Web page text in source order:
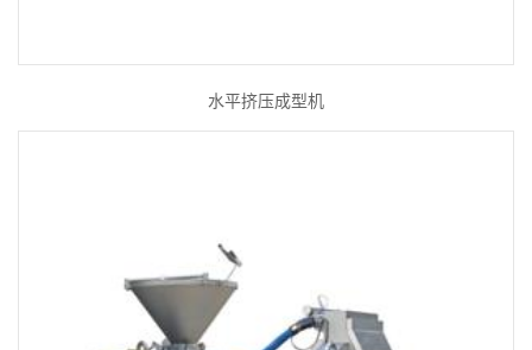
水平挤压成型机